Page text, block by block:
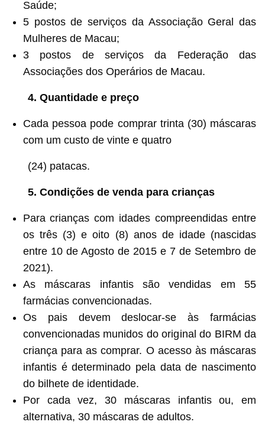
Saúde;
5 postos de serviços da Associação Geral das
Mulheres de Macau;
3 postos de serviços da Federação das
Associações dos Operários de Macau.
4. Quantidade e preço
Cada pessoa pode comprar trinta (30) máscaras
com um custo de vinte e quatro
(24) patacas.
5. Condições de venda para crianças
Para crianças com idades compreendidas entre
os três (3) e oito (8) anos de idade (nascidas
entre 10 de Agosto de 2015 e 7 de Setembro de
2021).
As máscaras infantis são vendidas em 55
farmácias convencionadas.
Os pais devem deslocar-se às farmácias
convencionadas munidos do original do BIRM da
criança para as comprar. O acesso às máscaras
infantis é determinado pela data de nascimento
do bilhete de identidade.
Por cada vez, 30 máscaras infantis ou, em
alternativa, 30 máscaras de adultos.